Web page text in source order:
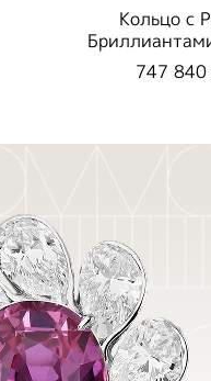
Кольцо с
747 840